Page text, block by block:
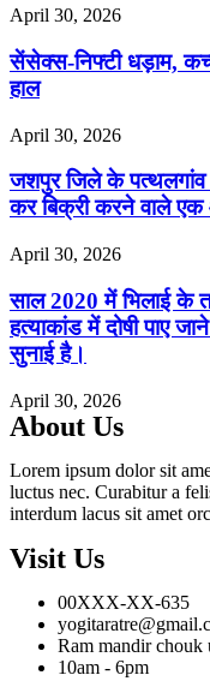
April 30, 2026
सेंसेक्स-निफ्टी धड़ाम,
हाल
April 30, 2026
जशपुर जिले के
कर बिक्री करने वाले एक
April 30, 2026
साल 2020 में भिलाई के
हत्याकांड में दोषी पाए
सुनाई है।
April 30, 2026
About Us
Lorem ipsum dolor sit
luctus nec. Curabitur a
interdum lacus sit amet
Visit Us
00XXX-XX-635
Ram mandir chouk
10am - 6pm